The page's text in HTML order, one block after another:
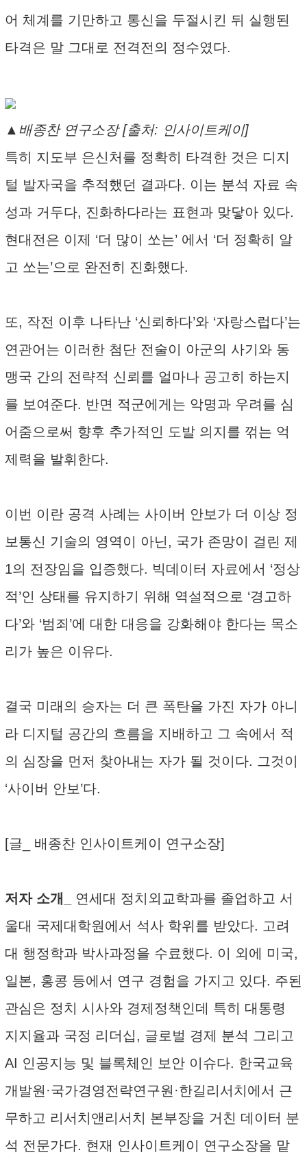
어 체계를 기만하고 통신을 두절시킨 뒤 실행된
타격은 말 그대로 전격전의 정수였다.
▲배종찬 연구소장 [출처: 인사이트케이]
특히 지도부 은신처를 정확히 타격한 것은 디지
털 발자국을 추적했던 결과다. 이는 분석 자료 속
성과 거두다, 진화하다라는 표현과 맞닿아 있다.
현대전은 이제 ‘더 많이 쏘는’ 에서 ‘더 정확히 알
고 쏘는’으로 완전히 진화했다.
또, 작전 이후 나타난 ‘신뢰하다’와 ‘자랑스럽다’는
연관어는 이러한 첨단 전술이 아군의 사기와 동
맹국 간의 전략적 신뢰를 얼마나 공고히 하는지
를 보여준다. 반면 적군에게는 악명과 우려를 심
어줌으로써 향후 추가적인 도발 의지를 꺾는 억
제력을 발휘한다.
이번 이란 공격 사례는 사이버 안보가 더 이상 정
보통신 기술의 영역이 아닌, 국가 존망이 걸린 제
1의 전장임을 입증했다. 빅데이터 자료에서 ‘정상
적’인 상태를 유지하기 위해 역설적으로 ‘경고하
다’와 ‘범죄’에 대한 대응을 강화해야 한다는 목소
리가 높은 이유다.
결국 미래의 승자는 더 큰 폭탄을 가진 자가 아니
라 디지털 공간의 흐름을 지배하고 그 속에서 적
의 심장을 먼저 찾아내는 자가 될 것이다. 그것이
‘사이버 안보’다.
[글_ 배종찬 인사이트케이 연구소장]
저자 소개_
연세대 정치외교학과를 졸업하고 서
울대 국제대학원에서 석사 학위를 받았다. 고려
대 행정학과 박사과정을 수료했다. 이 외에 미국,
일본, 홍콩 등에서 연구 경험을 가지고 있다. 주된
관심은 정치 시사와 경제정책인데 특히 대통령
지지율과 국정 리더십, 글로벌 경제 분석 그리고
AI 인공지능 및 블록체인 보안 이슈다. 한국교육
개발원·국가경영전략연구원·한길리서치에서 근
무하고 리서치앤리서치 본부장을 거친 데이터 분
석 전문가다. 현재 인사이트케이 연구소장을 맡